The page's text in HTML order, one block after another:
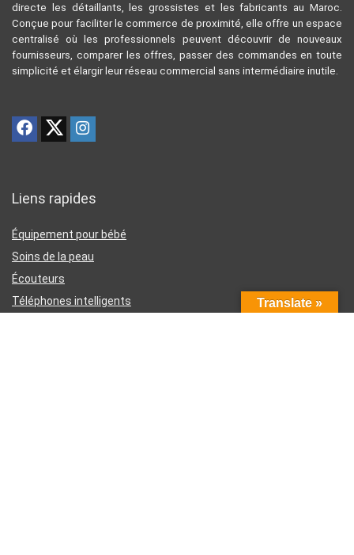
directe les détaillants, les grossistes et les fabricants au Maroc.
Conçue pour faciliter le commerce de proximité, elle offre un espace
centralisé où les professionnels peuvent découvrir de nouveaux
fournisseurs, comparer les offres, passer des commandes en toute
simplicité et élargir leur réseau commercial sans intermédiaire inutile.
Liens rapides
Équipement pour bébé
Soins de la peau
Écouteurs
Téléphones intelligents
Translate »